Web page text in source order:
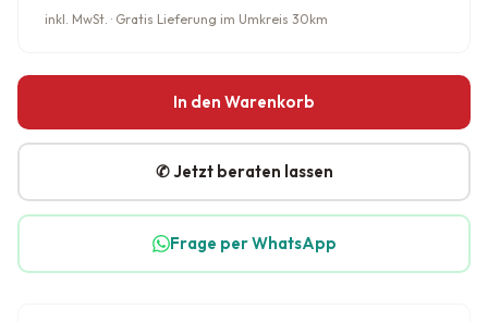
inkl. MwSt. · Gratis Lieferung im Umkreis 30km
In den Warenkorb
✆ Jetzt beraten lassen
Frage per WhatsApp